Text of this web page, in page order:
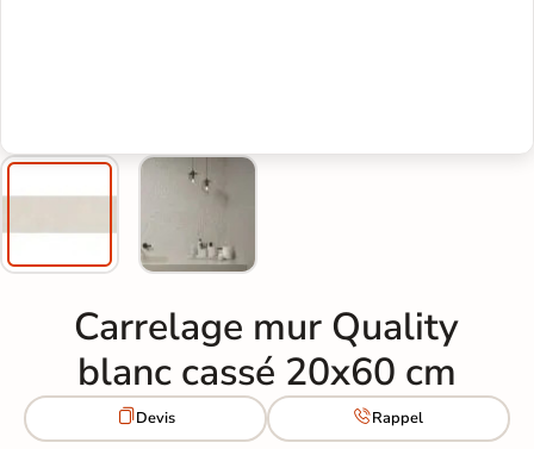
Carrelage mur Quality
blanc cassé 20x60 cm
Devis Rappel